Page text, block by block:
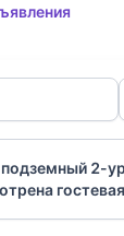
2-